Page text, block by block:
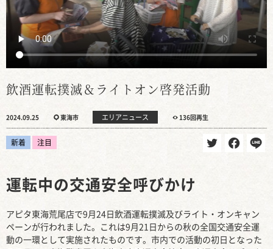
飲酒運転撲滅＆ライトオン啓発活動
2024.09.25 東海市 エリアニュース 136回再生
新着 注目
運転中の交通安全呼びかけ
アピタ東海荒尾店で9月24日飲酒運転撲滅及びライト・オンキャン
ペーンが行われました。これは9月21日からの秋の全国交通安全運
動の一環として実施されたものです。市内での活動の初日となった